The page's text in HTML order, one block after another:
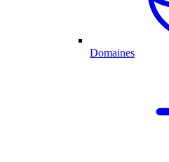
Domaines